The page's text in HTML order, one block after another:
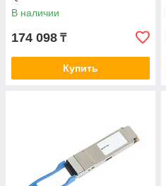
В наличии
174 098 ₸
Купить